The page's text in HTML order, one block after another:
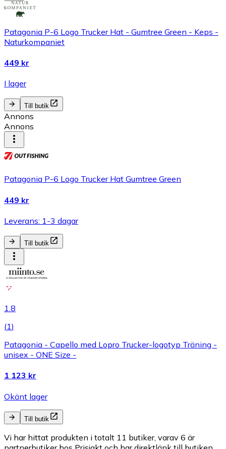
Patagonia P-6 Logo Trucker Hat - Gumtree Green - Keps -
Naturkompaniet
449 kr
I lager
Till butik
Annons
Annons
Patagonia P-6 Logo Trucker Hat Gumtree Green
449 kr
Leverans: 1-3 dagar
Till butik
1.8
(1)
Patagonia - Capello med Lopro Trucker-logotyp Träning -
unisex - ONE Size -
1 123 kr
Okänt lager
Till butik
Vi har hittat produkten i totalt 11 butiker, varav 6 är